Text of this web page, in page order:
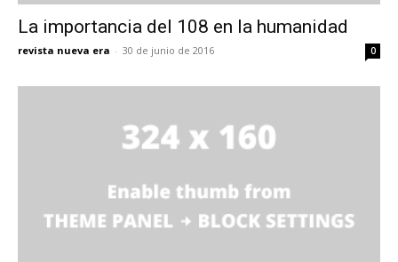
La importancia del 108 en la humanidad
revista nueva era - 30 de junio de 2016 0